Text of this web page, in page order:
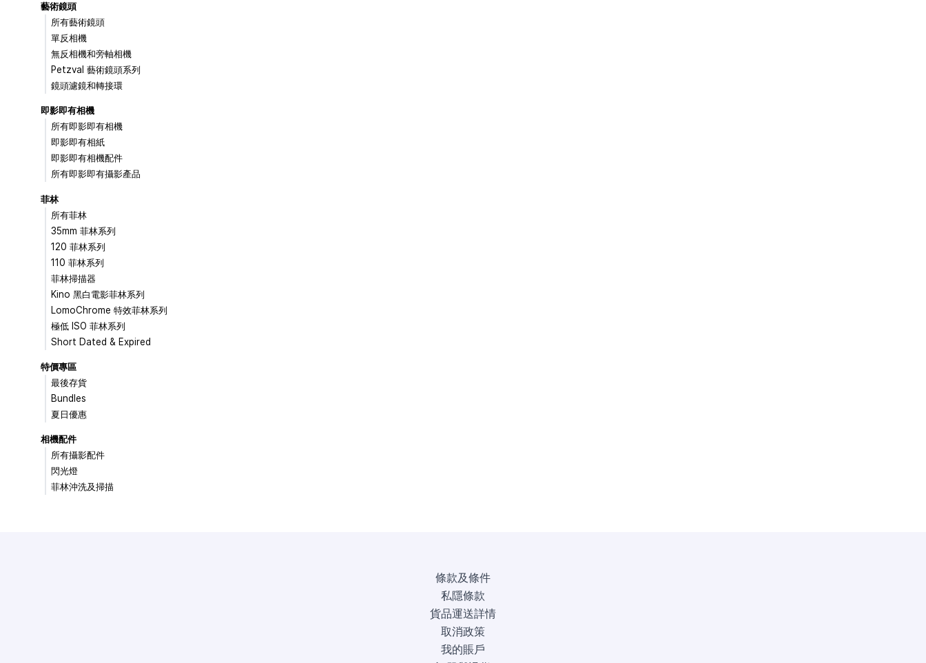
藝術鏡頭
所有藝術鏡頭
單反相機
無反相機和旁軸相機
Petzval 藝術鏡頭系列
鏡頭濾鏡和轉接環
即影即有相機
所有即影即有相機
即影即有相紙
即影即有相機配件
所有即影即有攝影產品
菲林
所有菲林
35mm 菲林系列
120 菲林系列
110 菲林系列
菲林掃描器
Kino 黑白電影菲林系列
LomoChrome 特效菲林系列
極低 ISO 菲林系列
Short Dated & Expired
特價專區
最後存貨
Bundles
夏日優惠
相機配件
所有攝影配件
閃光燈
菲林沖洗及掃描
條款及條件
私隱條款
貨品運送詳情
取消政策
我的賬戶